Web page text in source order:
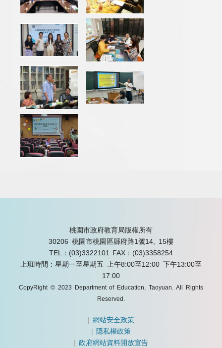
桃園市政府教育局版權所有
30206 桃園市桃園區縣府路1號14, 15樓
TEL：(03)3322101
FAX：(03)3358254
上班時間：星期一至星期五 上午8:00至12:00 下午13:00至
17:00
CopyRight © 2023 Department of Education, Taoyuan. All Rights
Reserved.
|網站安全政策
| 隱私權政策
|政府網站資料開放宣告